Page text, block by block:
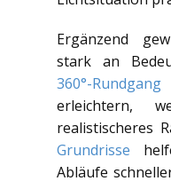
Ergänzend
stark an
360°-Rundgang
erleichtern,
realistischeres
Grundrisse
Abläufe